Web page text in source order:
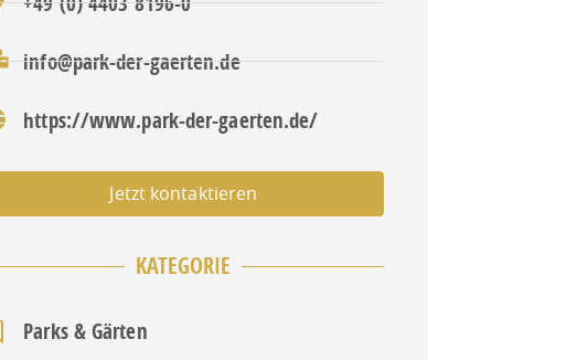
info@park-der-gaerten.de
https://www.park-der-gaerten.de/
Jetzt kontaktieren
KATEGORIE
Parks & Gärten